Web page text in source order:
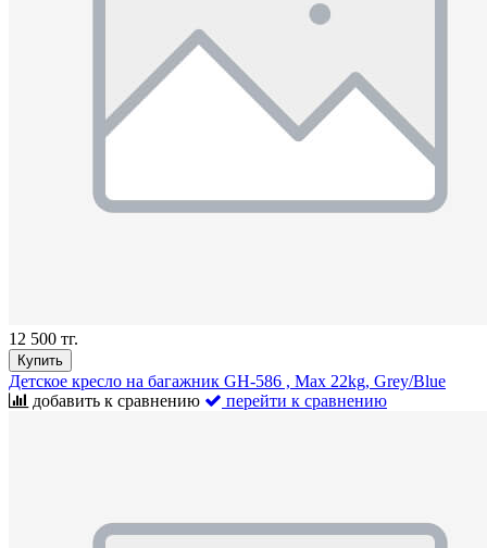
12 500 тг.
Купить
Детское кресло на багажник GH-586 , Max 22kg, Grey/Blue
добавить к сравнению
перейти к сравнению